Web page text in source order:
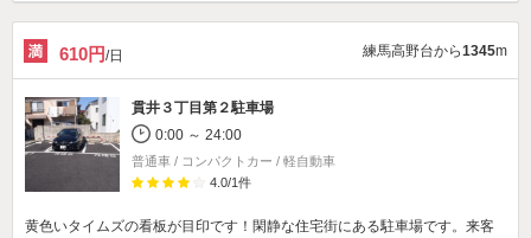
610円/日 練馬高野台から1345m
貫井３丁目第２駐車場
0:00 ～ 24:00
普通車 / コンパクトカー / 軽自動車
4.0/1件
黄色いタイムズの看板が目印です！閑静な住宅街にある駐車場です。来客